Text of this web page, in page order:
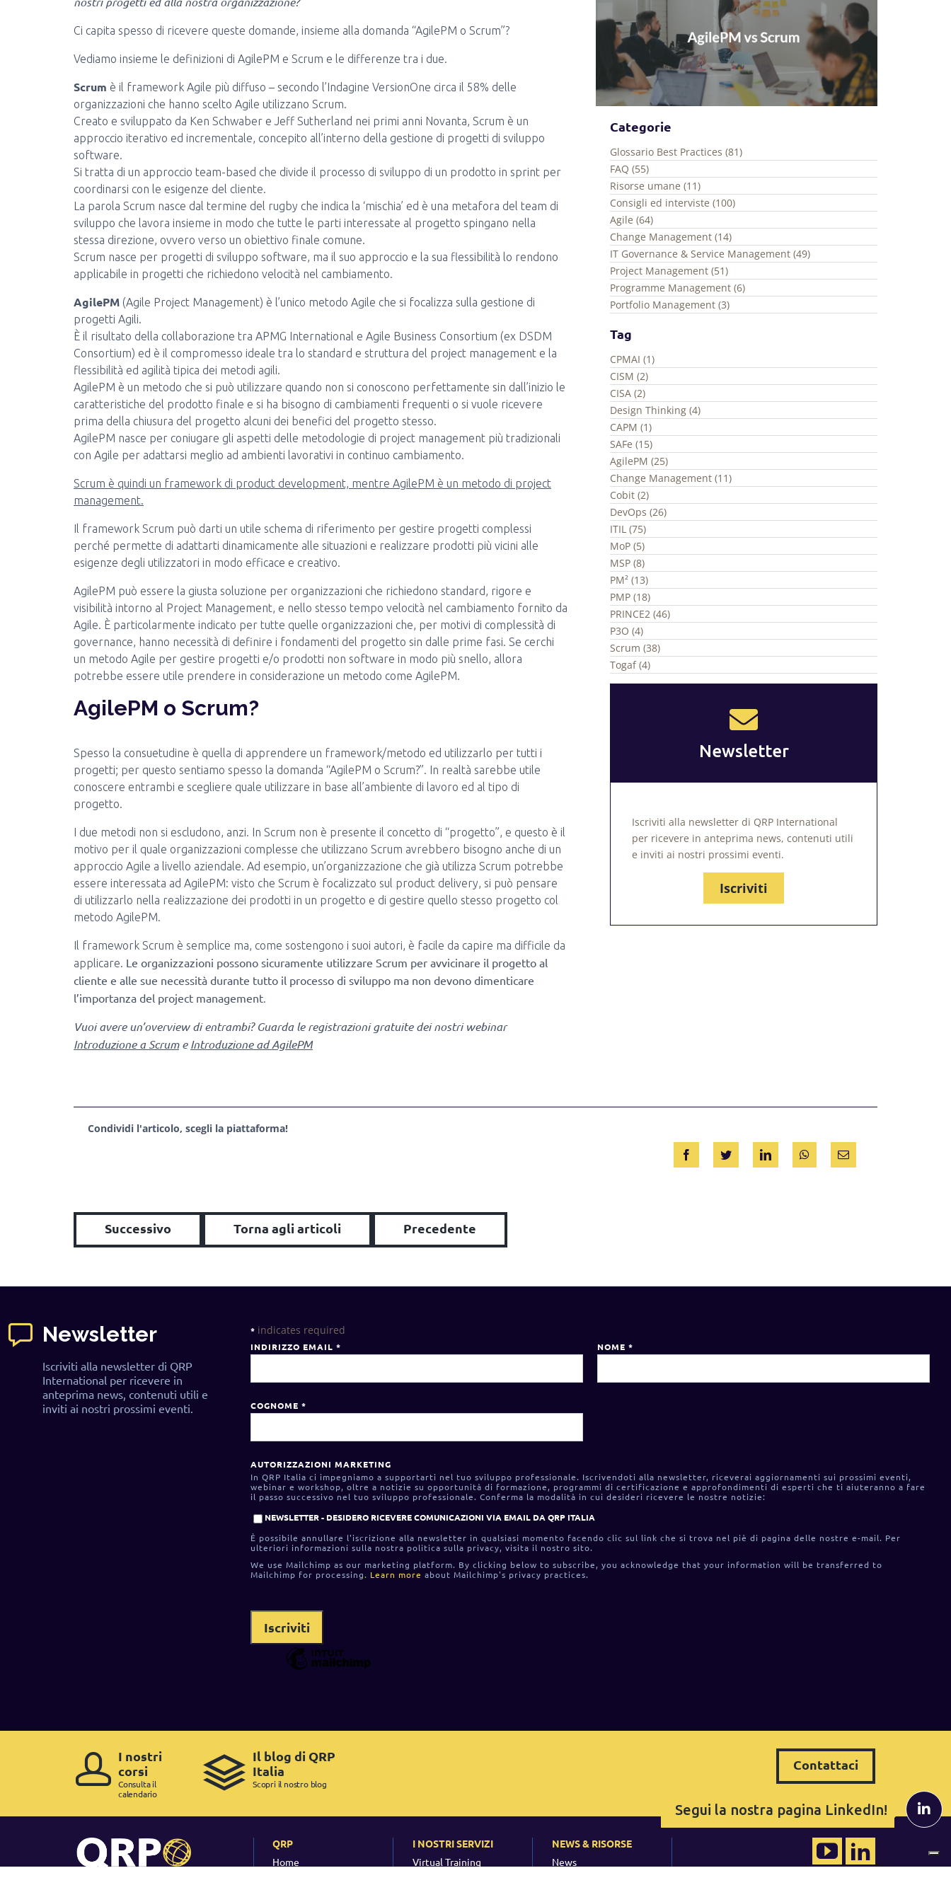
Categorie
Glossario Best Practices (81)
FAQ (55)
Risorse umane (11)
Consigli ed interviste (100)
Agile (64)
Change Management (14)
IT Governance & Service Management (49)
Project Management (51)
Programme Management (6)
Portfolio Management (3)
Tag
CPMAI (1)
CISM (2)
CISA (2)
Design Thinking (4)
CAPM (1)
SAFe (15)
AgilePM (25)
Change Management (11)
Cobit (2)
DevOps (26)
ITIL (75)
MoP (5)
MSP (8)
PM² (13)
PMP (18)
PRINCE2 (46)
P3O (4)
Scrum (38)
Togaf (4)
Newsletter
Iscriviti alla newsletter di QRP International
per ricevere in anteprima news, contenuti utili
e inviti ai nostri prossimi eventi.
Iscriviti
Ci capita spesso di ricevere queste domande, insieme alla domanda “AgilePM o Scrum”?
Vediamo insieme le definizioni di AgilePM e Scrum e le differenze tra i due.
Scrum è il framework Agile più diffuso – secondo l’Indagine VersionOne circa il 58% delle
organizzazioni che hanno scelto Agile utilizzano Scrum.
Creato e sviluppato da Ken Schwaber e Jeff Sutherland nei primi anni Novanta, Scrum è un
approccio iterativo ed incrementale, concepito all’interno della gestione di progetti di sviluppo
software.
Si tratta di un approccio team-based che divide il processo di sviluppo di un prodotto in sprint per
coordinarsi con le esigenze del cliente.
La parola Scrum nasce dal termine del rugby che indica la ‘mischia’ ed è una metafora del team di
sviluppo che lavora insieme in modo che tutte le parti interessate al progetto spingano nella
stessa direzione, ovvero verso un obiettivo finale comune.
Scrum nasce per progetti di sviluppo software, ma il suo approccio e la sua flessibilità lo rendono
applicabile in progetti che richiedono velocità nel cambiamento.
AgilePM (Agile Project Management) è l’unico metodo Agile che si focalizza sulla gestione di
progetti Agili.
È il risultato della collaborazione tra APMG International e Agile Business Consortium (ex DSDM
Consortium) ed è il compromesso ideale tra lo standard e struttura del project management e la
flessibilità ed agilità tipica dei metodi agili.
AgilePM è un metodo che si può utilizzare quando non si conoscono perfettamente sin dall’inizio le
caratteristiche del prodotto finale e si ha bisogno di cambiamenti frequenti o si vuole ricevere
prima della chiusura del progetto alcuni dei benefici del progetto stesso.
AgilePM nasce per coniugare gli aspetti delle metodologie di project management più tradizionali
con Agile per adattarsi meglio ad ambienti lavorativi in continuo cambiamento.
Scrum è quindi un framework di product development, mentre AgilePM è un metodo di project
management.
Il framework Scrum può darti un utile schema di riferimento per gestire progetti complessi
perché permette di adattarti dinamicamente alle situazioni e realizzare prodotti più vicini alle
esigenze degli utilizzatori in modo efficace e creativo.
AgilePM può essere la giusta soluzione per organizzazioni che richiedono standard, rigore e
visibilità intorno al Project Management, e nello stesso tempo velocità nel cambiamento fornito da
Agile. È particolarmente indicato per tutte quelle organizzazioni che, per motivi di complessità di
governance, hanno necessità di definire i fondamenti del progetto sin dalle prime fasi. Se cerchi
un metodo Agile per gestire progetti e/o prodotti non software in modo più snello, allora
potrebbe essere utile prendere in considerazione un metodo come AgilePM.
AgilePM o Scrum?
Spesso la consuetudine è quella di apprendere un framework/metodo ed utilizzarlo per tutti i
progetti; per questo sentiamo spesso la domanda “AgilePM o Scrum?”. In realtà sarebbe utile
conoscere entrambi e scegliere quale utilizzare in base all’ambiente di lavoro ed al tipo di
progetto.
I due metodi non si escludono, anzi. In Scrum non è presente il concetto di “progetto”, e questo è il
motivo per il quale organizzazioni complesse che utilizzano Scrum avrebbero bisogno anche di un
approccio Agile a livello aziendale. Ad esempio, un’organizzazione che già utilizza Scrum potrebbe
essere interessata ad AgilePM: visto che Scrum è focalizzato sul product delivery, si può pensare
di utilizzarlo nella realizzazione dei prodotti in un progetto e di gestire quello stesso progetto col
metodo AgilePM.
Il framework Scrum è semplice ma, come sostengono i suoi autori, è facile da capire ma difficile da
applicare. Le organizzazioni possono sicuramente utilizzare Scrum per avvicinare il progetto al
cliente e alle sue necessità durante tutto il processo di sviluppo ma non devono dimenticare
l’importanza del project management.
Vuoi avere un’overview di entrambi? Guarda le registrazioni gratuite dei nostri webinar
Introduzione a ScrumeIntroduzione ad AgilePM
Condividi l'articolo, scegli la piattaforma!
Successivo Torna agli articoli Precedente
Newsletter
Iscriviti alla newsletter di QRP
International per ricevere in
anteprima news, contenuti utili e
inviti ai nostri prossimi eventi.
* indicates required
INDIRIZZO EMAIL* NOME*
COGNOME*
AUTORIZZAZIONI MARKETING
In QRP Italia ci impegniamo a supportarti nel tuo sviluppo professionale. Iscrivendoti alla newsletter, riceverai aggiornamenti sui prossimi eventi,
webinar e workshop, oltre a notizie su opportunità di formazione, programmi di certificazione e approfondimenti di esperti che ti aiuteranno a fare
il passo successivo nel tuo sviluppo professionale. Conferma la modalità in cui desideri ricevere le nostre notizie:
NEWSLETTER - DESIDERO RICEVERE COMUNICAZIONI VIA EMAIL DA QRP ITALIA
È possibile annullare l'iscrizione alla newsletter in qualsiasi momento facendo clic sul link che si trova nel piè di pagina delle nostre e-mail. Per
ulteriori informazioni sulla nostra politica sulla privacy, visita il nostro sito.
We use Mailchimp as our marketing platform. By clicking below to subscribe, you acknowledge that your information will be transferred to
Mailchimp for processing. Learn more about Mailchimp's privacy practices.
I nostri
corsi
Consulta il
calendario
Il blog di QRP
Italia
Scopri il nostro blog
Contattaci
QRP
Home
I NOSTRI SERVIZI
Virtual Training
NEWS & RISORSE
News
Segui la nostra pagina LinkedIn!